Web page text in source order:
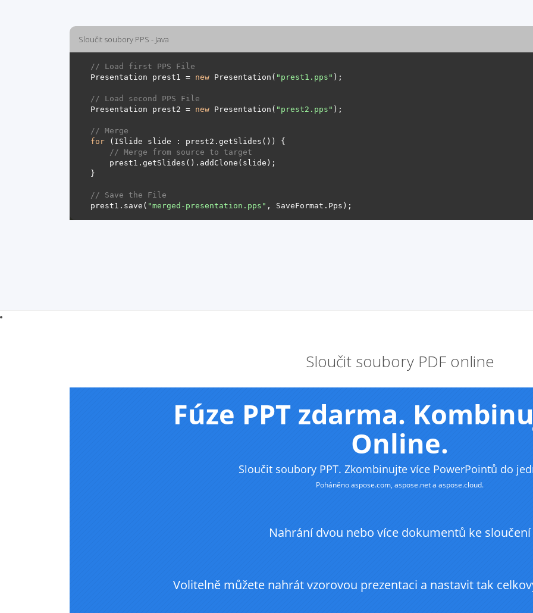
Sloučit soubory PPS - Java
// Load first PPS File
Presentation prest1 = new Presentation( "prest1.pps"
// Load second PPS File
Presentation prest2 = new Presentation( "prest2.pps"
// Merge
for
// Merge from source to target
// Save the File
prest1.save( "merged-presentation.pps"
Sloučit soubory PDF online